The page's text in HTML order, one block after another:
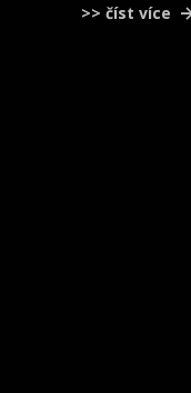
>> číst více